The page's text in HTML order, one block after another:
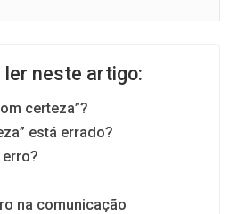
ler neste artigo:
certeza”?
está errado?
na comunicação